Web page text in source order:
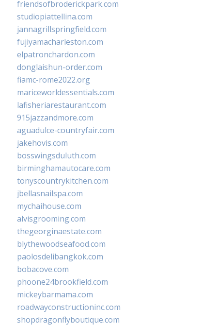
friendsofbroderickpark.com
studiopiattellina.com
jannagrillspringfield.com
fujiyamacharleston.com
elpatronchardon.com
donglaishun-order.com
fiamc-rome2022.org
mariceworldessentials.com
lafisheriarestaurant.com
915jazzandmore.com
aguadulce-countryfair.com
jakehovis.com
bosswingsduluth.com
birminghamautocare.com
tonyscountrykitchen.com
jbellasnailspa.com
mychaihouse.com
alvisgrooming.com
thegeorginaestate.com
blythewoodseafood.com
paolosdelibangkok.com
bobacove.com
phoone24brookfield.com
mickeybarmama.com
roadwayconstructioninc.com
shopdragonflyboutique.com